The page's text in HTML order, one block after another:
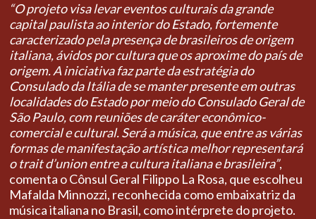
“O projeto visa levar eventos culturais da grande
capital paulista ao interior do Estado, fortemente
caracterizado pela presença de brasileiros de origem
italiana, ávidos por cultura que os aproxime do país de
origem. A iniciativa faz parte da estratégia do
Consulado da Itália de se manter presente em outras
localidades do Estado por meio do Consulado Geral de
São Paulo, com reuniões de caráter econômico-
comercial e cultural. Será a música, que entre as várias
formas de manifestação artística melhor representará
o trait d’union entre a cultura italiana e brasileira”,
comenta o Cônsul Geral Filippo La Rosa, que escolheu
Mafalda Minnozzi, reconhecida como embaixatriz da
música italiana no Brasil, como intérprete do projeto.